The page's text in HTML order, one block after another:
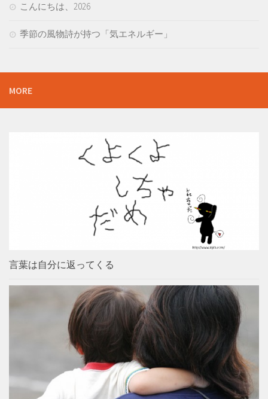
こんにちは、2026
季節の風物詩が持つ「気エネルギー」
MORE
言葉は自分に返ってくる